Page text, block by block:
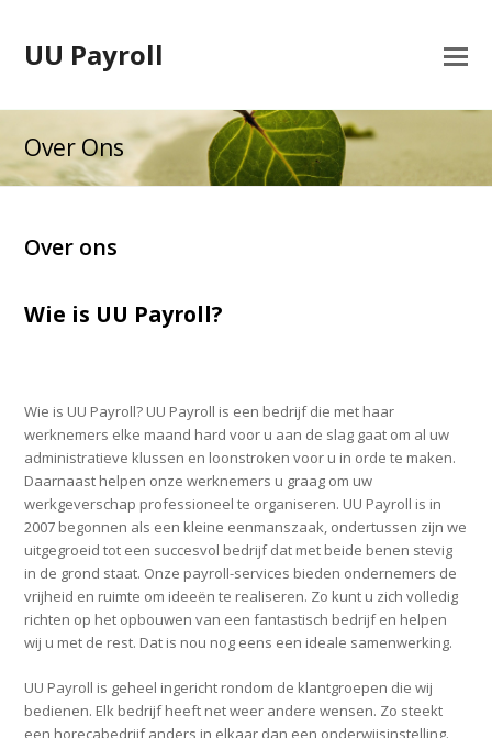
UU Payroll
Over Ons
Over ons
Wie is UU Payroll?
Wie is UU Payroll? UU Payroll is een bedrijf die met haar
werknemers elke maand hard voor u aan de slag gaat om al uw
administratieve klussen en loonstroken voor u in orde te maken.
Daarnaast helpen onze werknemers u graag om uw
werkgeverschap professioneel te organiseren. UU Payroll is in
2007 begonnen als een kleine eenmanszaak, ondertussen zijn we
uitgegroeid tot een succesvol bedrijf dat met beide benen stevig
in de grond staat. Onze payroll-services bieden ondernemers de
vrijheid en ruimte om ideeën te realiseren. Zo kunt u zich volledig
richten op het opbouwen van een fantastisch bedrijf en helpen
wij u met de rest. Dat is nou nog eens een ideale samenwerking.
UU Payroll is geheel ingericht rondom de klantgroepen die wij
bedienen. Elk bedrijf heeft net weer andere wensen. Zo steekt
een horecabedrijf anders in elkaar dan een onderwijsinstelling.